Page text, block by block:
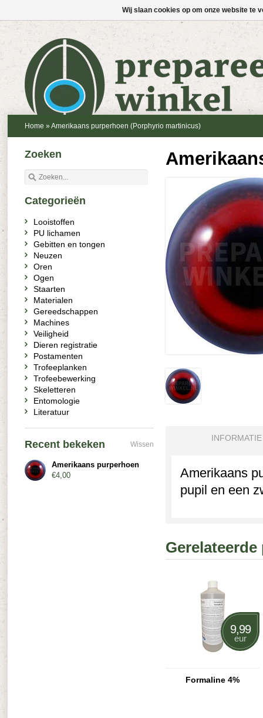
Home » Amerikaans purperhoen (Porphyrio martinicus)
INFORMATIE
Amerikaans
pupil en een
9,99
eur
Formaline 4%
Zoeken
Categorieën
Looistoffen
PU lichamen
Gebitten en tongen
Neuzen
Oren
Ogen
Staarten
Materialen
Gereedschappen
Machines
Veiligheid
Dieren registratie
Postamenten
Trofeeplanken
Trofeebewerking
Skeletteren
Entomologie
Literatuur
Recent bekeken Wissen
Amerikaans purperhoen
€4,00
Wij slaan cookies op om onze website te